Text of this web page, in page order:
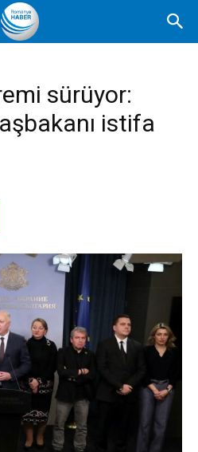
sürüyor:
istifa